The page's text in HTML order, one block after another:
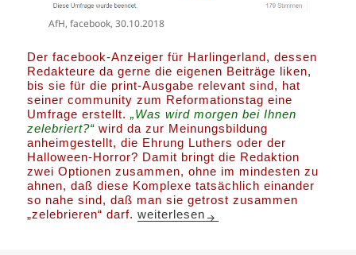
AfH, facebook, 30.10.2018
Der facebook-Anzeiger für Harlingerland, dessen
Redakteure da gerne die eigenen Beiträge liken,
bis sie für die print-Ausgabe relevant sind, hat
seiner community zum Reformationstag eine
Umfrage erstellt.„Was wird morgen bei Ihnen
zelebriert?“ wird da zur Meinungsbildung
anheimgestellt, die Ehrung Luthers oder der
Halloween-Horror? Damit bringt die Redaktion
zwei Optionen zusammen, ohne im mindesten zu
ahnen, daß diese Komplexe tatsächlich einander
so nahe sind, daß man sie getrost zusammen
„zelebrieren“ darf.Holoween & Hallocaust
weiterlesen